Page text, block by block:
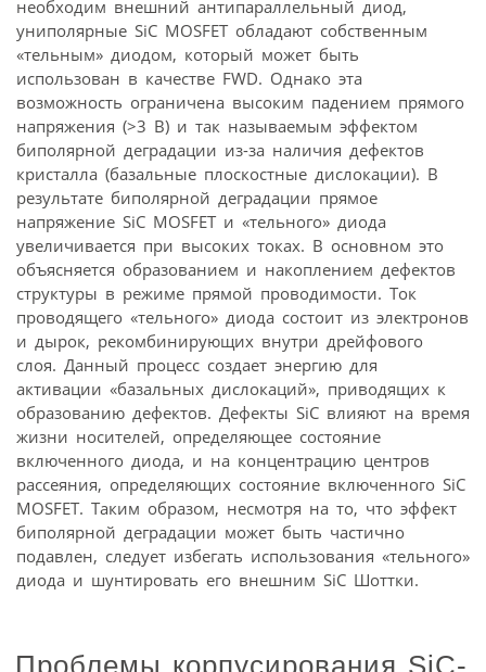
необходим внешний антипараллельный диод,
униполярные SiC MOSFET обладают собственным
«тельным» диодом, который может быть
использован в качестве FWD. Однако эта
возможность ограничена высоким падением прямого
напряжения (>3 В) и так называемым эффектом
биполярной деградации из-за наличия дефектов
кристалла (базальные плоскостные дислокации). В
результате биполярной деградации прямое
напряжение SiC MOSFET и «тельного» диода
увеличивается при высоких токах. В основном это
объясняется образованием и накоплением дефектов
структуры в режиме прямой проводимости. Ток
проводящего «тельного» диода состоит из электронов
и дырок, рекомбинирующих внутри дрейфового
слоя. Данный процесс создает энергию для
активации «базальных дислокаций», приводящих к
образованию дефектов. Дефекты SiC влияют на время
жизни носителей, определяющее состояние
включенного диода, и на концентрацию центров
рассеяния, определяющих состояние включенного SiC
MOSFET. Таким образом, несмотря на то, что эффект
биполярной деградации может быть частично
подавлен, следует избегать использования «тельного»
диода и шунтировать его внешним SiC Шоттки.
Проблемы корпусирования SiC-